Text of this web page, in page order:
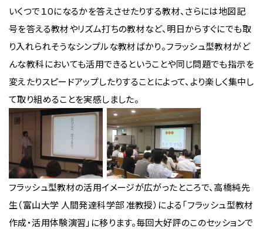
いくつで１０になるかを答えさせたりする教材、さらには地図記
号を答える教材やリズム打ちの教材など、明日からすぐにでも取
り入れられそうなシンプルな教材ばかり。フラッシュ型教材がど
んな教科においても活用できるということや同じ問題でも指示を
変えたりスピードアップしたりすることによって、より楽しく集中し
て取り組めることを実感しました。
フラッシュ型教材の活用イメージが広がったところで、高橋純先
生（富山大学 人間発達科学部 准教授）による「フラッシュ型教材
作成・活用体験演習」に移ります。毎回大好評のこのセッションで